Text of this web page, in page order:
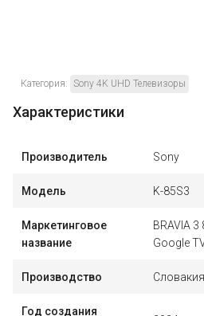
Категория: Sony 4K UHD Телевизоры
Характеристики
Производитель Sony
Модель K-85S3
Маркетинговое
название
BRAVIA 3
Google
Производство Словакия
Год создания